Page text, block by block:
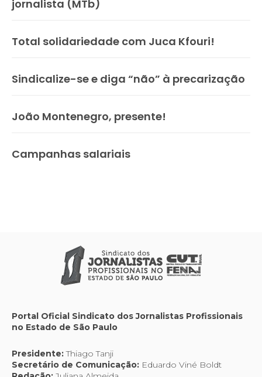
jornalista (MTb)
Total solidariedade com Juca Kfouri!
Sindicalize-se e diga “não” à precarização
João Montenegro, presente!
Campanhas salariais
Portal Oficial Sindicato dos Jornalistas Profissionais
no Estado de São Paulo
Presidente:Thiago Tanji
Secretário de Comunicação: Eduardo Viné Boldt